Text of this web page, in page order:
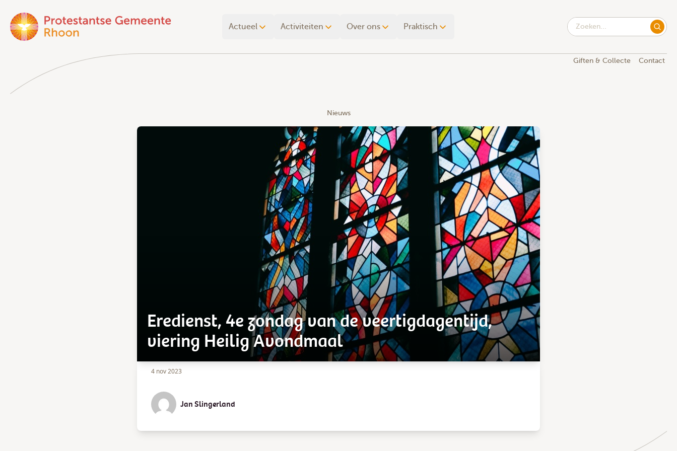
Actueel Activiteiten Over ons Praktisch
Giften & Collecte Contact
Nieuws
Eredienst, 4e zondag van de veertigdagentijd,
viering Heilig Avondmaal
4 nov 2023
Jan Slingerland